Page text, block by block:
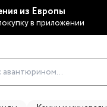
из Европы
в приложении